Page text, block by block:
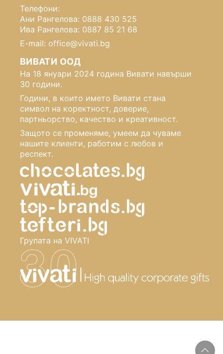
Телефони:
Ани Рангелова: 0888 430 525
Ива Рангелова: 0887 85 21 68
E-mail: office@vivati.bg
ВИВАТИ ООД
На 18 януари 2024 година Вивати навърши
30 години.
Години, в които името Вивати стана
символ на коректност, доверие,
партньорство, качество и креативност.
Защото се променяме, умеем да чуваме
нашите клиенти, работим с любов и
респект.
Групата на VIVATI